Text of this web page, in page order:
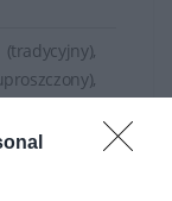
włoski,